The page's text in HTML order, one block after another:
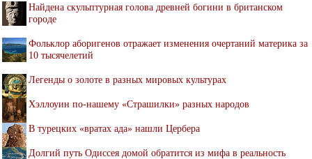
Найдена скульптурная голова древней богини в британском
городе
Фольклор аборигенов отражает изменения очертаний материка за
10 тысячелетий
Легенды о золоте в разных мировых культурах
Хэллоуин по-нашему «Страшилки» разных народов
В турецких «вратах ада» нашли Цербера
Долгий путь Одиссея домой обратится из мифа в реальность